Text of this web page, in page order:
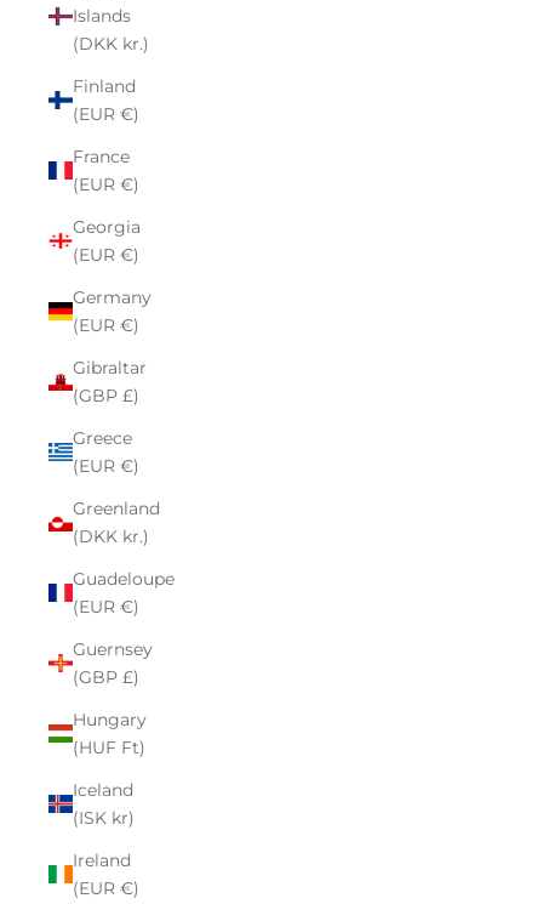
Islands
(DKK kr.)
Finland
(EUR €)
France
(EUR €)
Georgia
(EUR €)
Germany
(EUR €)
Gibraltar
(GBP £)
Greece
(EUR €)
Greenland
(DKK kr.)
Guadeloupe
(EUR €)
Guernsey
(GBP £)
Hungary
(HUF Ft)
Iceland
(ISK kr)
Ireland
(EUR €)